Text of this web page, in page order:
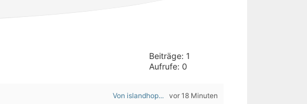
Beiträge: 1
Aufrufe: 0
Von islandhop... vor 18 Minuten